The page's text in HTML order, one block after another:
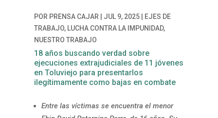
POR PRENSA CAJAR JUL 9, 2025|
EJES DE
TRABAJO, LUCHA CONTRA LA IMPUNIDAD,
NUESTRO TRABAJO
18 años buscando verdad sobre
ejecuciones extrajudiciales de 11 jóvenes
en Toluviejo para presentarlos
ilegítimamente como bajas en combate
Entre las víctimas se encuentra el menor